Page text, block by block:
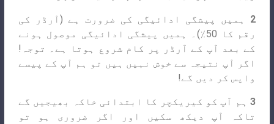
2 ہمیں پیشگی ادائیگی کی ضرورت ہے (آرڈر کی
رقم کا 50٪)۔ ہمیں پیشگی ادائیگی موصول ہونے
کے بعد آپ کے آرڈر پر کام شروع ہوتا ہے۔ توجہ!
اگر آپ نتیجہ سے خوش نہیں ہیں تو ہم آپ کے پیسے
واپس کر دیں گے!
3ہم آپ کو کیریکچر کا ابتدائی خاکہ بھیجیں گے
تاکہ آپ دیکھ سکیں اور اگر ضروری ہو تو